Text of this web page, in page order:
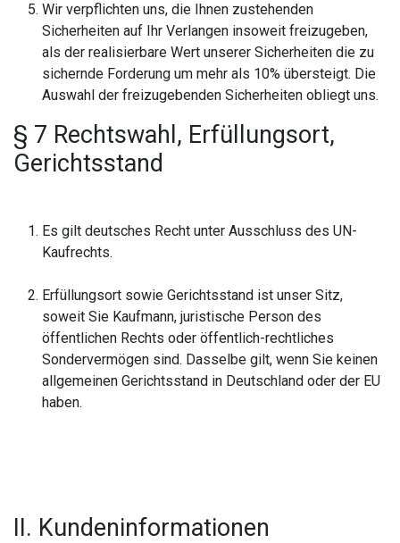
Wir verpflichten uns, die Ihnen zustehenden
Sicherheiten auf Ihr Verlangen insoweit freizugeben,
als der realisierbare Wert unserer Sicherheiten die zu
sichernde Forderung um mehr als 10% übersteigt. Die
Auswahl der freizugebenden Sicherheiten obliegt uns.
§ 7 Rechtswahl, Erfüllungsort,
Gerichtsstand
Es gilt deutsches Recht unter Ausschluss des UN-
Kaufrechts.
Erfüllungsort sowie Gerichtsstand ist unser Sitz,
soweit Sie Kaufmann, juristische Person des
öffentlichen Rechts oder öffentlich-rechtliches
Sondervermögen sind. Dasselbe gilt, wenn Sie keinen
allgemeinen Gerichtsstand in Deutschland oder der EU
haben.
II. Kundeninformationen